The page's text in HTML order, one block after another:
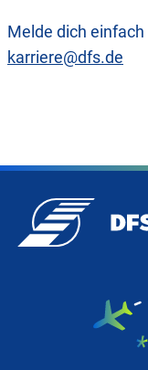
Melde dich
karriere@dfs.de